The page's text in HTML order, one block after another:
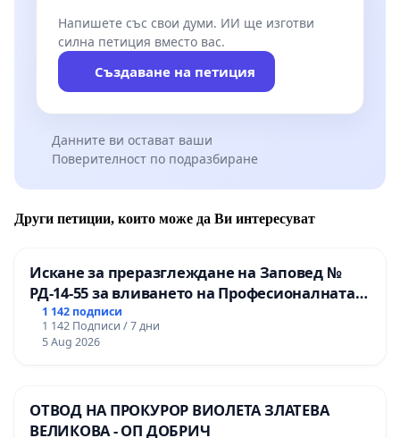
Напишете със свои думи. ИИ ще изготви
силна петиция вместо вас.
Създаване на петиция
Данните ви остават ваши
Поверителност по подразбиране
Други петиции, които може да Ви интересуват
Искане за преразглеждане на Заповед №
РД-14-55 за вливането на Професионалната
гимназия по промишлени технологии в
Професионалната гимназия по икономика и
мениджмънт – гр. Пазарджик
1 142 подписи
1 142 Подписи / 7 дни
5 Aug 2026
ОТВОД НА ПРОКУРОР ВИОЛЕТА ЗЛАТЕВА
ВЕЛИКОВА - ОП ДОБРИЧ